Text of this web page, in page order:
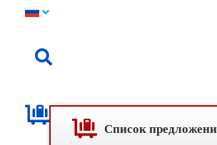
Список